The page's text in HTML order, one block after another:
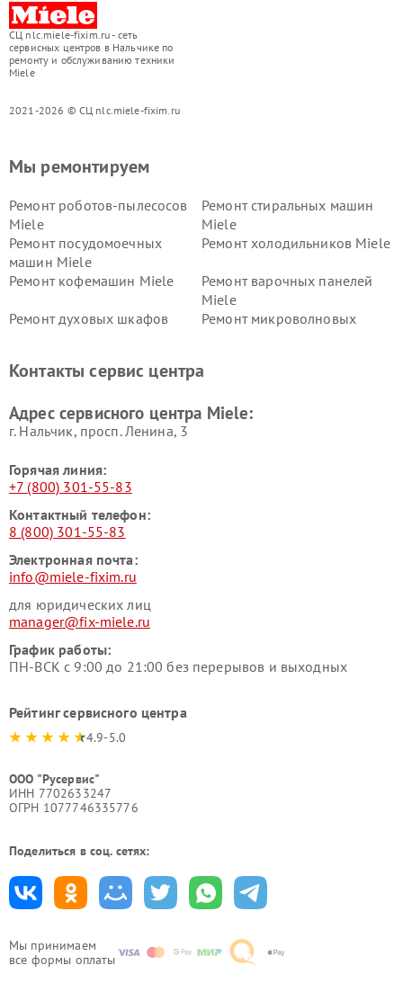
СЦ nlc.miele-fixim.ru - сеть
сервисных центров в Нальчике по
ремонту и обслуживанию техники
Miele
2021-2026 © СЦ nlc.miele-fixim.ru
Мы принимаем
все формы оплаты
Мы ремонтируем
Ремонт роботов-пылесосов
Miele
Ремонт стиральных машин
Miele
Ремонт посудомоечных
машин Miele
Ремонт холодильников Miele
Ремонт кофемашин Miele
Ремонт варочных панелей
Miele
Ремонт духовых шкафов
Ремонт микроволновых
Miele
Miele
пылесосов Miele
Контакты сервис центра
Адрес сервисного центра Miele:
г. Нальчик, просп. Ленина, 3
Горячая линия:
+7 (800) 301-55-83
Контактный телефон:
8 (800) 301-55-83
Электронная почта:
info@miele-fixim.ru
для юридических лиц
manager@fix-miele.ru
График работы:
ПН-ВСК с 9:00 до 21:00 без перерывов и выходных
Рейтинг сервисного центра
4.9-5.0
ООО "Русервис"
ИНН 7702633247
ОГРН 1077746335776
Поделиться в соц. сетях: